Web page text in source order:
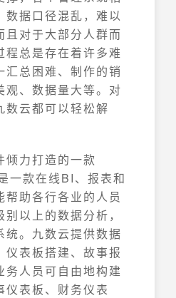
数据口径混乱，难以
且对于大部分人群而
程总是存在着许多难
汇总困难、制作的销
观、数据量大等。对
数云都可以轻松解
倾力打造的一款
一款在线BI、报表和
助各行各业的人员
以上的数据分析，
统。九数云提供数据
仪表板搭建、故事报
务人员可自由地构建
仪表板、财务仪表